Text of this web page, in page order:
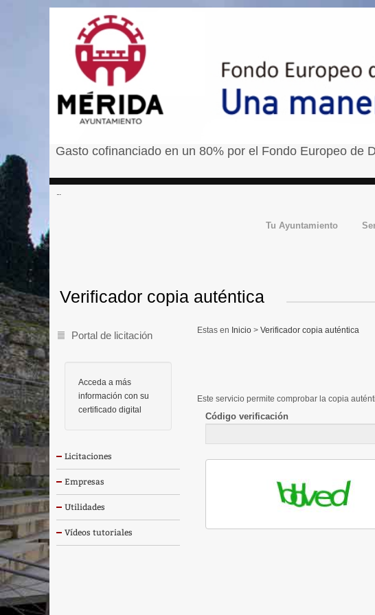
Gasto cofinanciado en un 80% por el Fondo Europeo de
Tu Ayuntamiento
Portal de licitación
Acceda a más
información con su
certificado digital
Licitaciones
Empresas
Utilidades
Vídeos tutoriales
Inicio > Verificador copia auténtica
Verificador copia auténtica
Este servicio permite comprobar la copia
Código verificación